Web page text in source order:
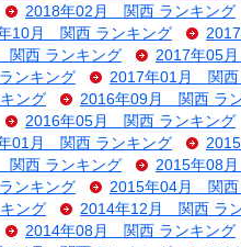
2018年02月 関西 ランキング
10月 関西 ランキング
西 ランキング 2017年05
ンキング 2017年01月 関西
ング
2016年09月 関西 ラ
2016年05月 関西 ランキング
01月 関西 ランキング
西 ランキング 2015年08
ンキング 2015年04月 関西
ング
2014年12月 関西 ラ
2014年08月 関西 ランキング